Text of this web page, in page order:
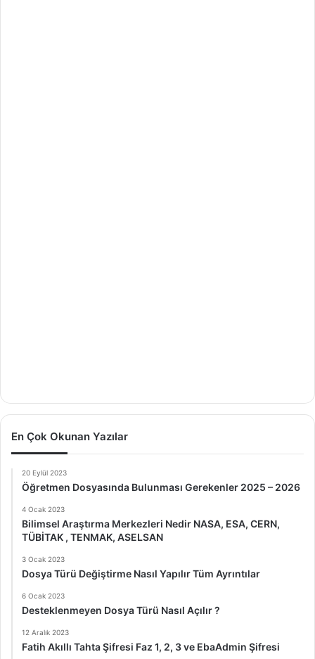
En Çok Okunan Yazılar
20 Eylül 2023
Öğretmen Dosyasında Bulunması Gerekenler 2025 – 2026
4 Ocak 2023
Bilimsel Araştırma Merkezleri Nedir NASA, ESA, CERN,
TÜBİTAK , TENMAK, ASELSAN
3 Ocak 2023
Dosya Türü Değiştirme Nasıl Yapılır Tüm Ayrıntılar
6 Ocak 2023
Desteklenmeyen Dosya Türü Nasıl Açılır ?
12 Aralık 2023
Fatih Akıllı Tahta Şifresi Faz 1, 2, 3 ve EbaAdmin Şifresi